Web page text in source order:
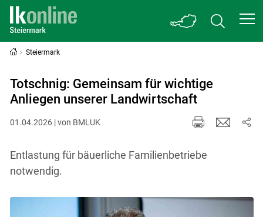
Steiermark
Totschnig: Gemeinsam für wichtige
Anliegen unserer Landwirtschaft
01.04.2026 | von BMLUK
Entlastung für bäuerliche Familienbetriebe
notwendig.